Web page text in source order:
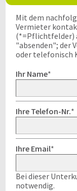
Mit dem
Vermieter
(*=Pflichtfelder)
"absenden"; der
oder telefonisch
Ihr Name*
Ihre Telefon-Nr.*
Ihre Email*
Bei dieser
notwendig.